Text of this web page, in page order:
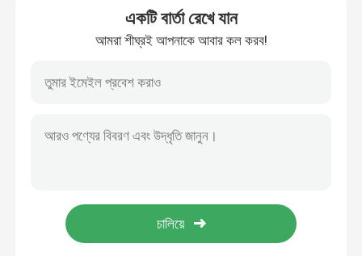
একটি বার্তা রেখে যান
আমরা শীঘ্রই আপনাকে আবার কল করব!